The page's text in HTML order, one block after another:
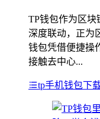
TP钱包作为区块
深度联动，正为
钱包凭借便捷操
接触去中心...
tp手机钱包下